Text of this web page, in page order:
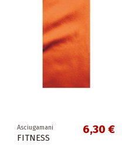
Asciugamani
FITNESS
6,30 €